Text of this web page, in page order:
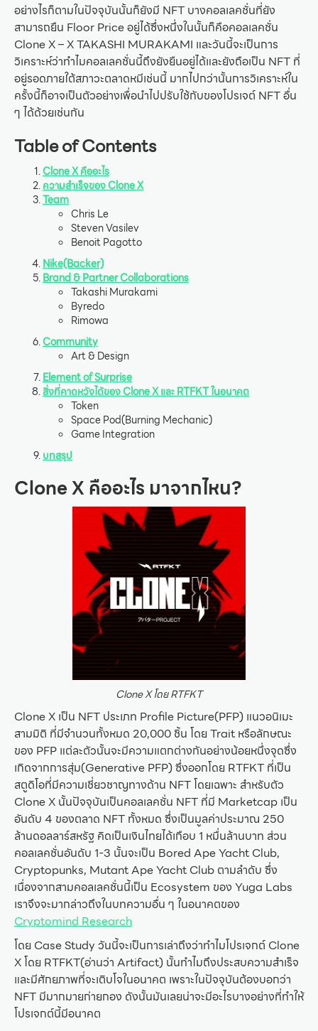
อย่างไรก็ตามในปัจจุบันนั้นก็ยังมี NFT บางคอลเลคชั่นที่ยัง
สามารถยืน Floor Price อยู่ได้ซึ่งหนึ่งในนั้นก็คือคอลเลคชั่น
Clone X – X TAKASHI MURAKAMI และวันนี้จะเป็นการ
วิเคราะห์ว่าทำไมคอลเลคชั่นนี้ถึงยังยืนอยู่ได้และยังถือเป็น NFT ที่
อยู่รอดภายใต้สภาวะตลาดหมีเช่นนี้ มากไปกว่านั้นการวิเคราะห์ใน
ครั้งนี้ก็อาจเป็นตัวอย่างเพื่อนำไปปรับใช้กับของโปรเจต์ NFT อื่น
ๆ ได้ด้วยเช่นกัน
Table of Contents
Clone X คืออะไร
ความสำเร็จของ Clone X
Team
Chris Le
Steven Vasilev
Benoit Pagotto
Nike(Backer)
Brand & Partner Collaborations
Takashi Murakami
Byredo
Rimowa
Community
Art & Design
Element of Surprise
สิ่งที่คาดหวังได้ของ Clone X และ RTFKT ในอนาคต
Token
Space Pod(Burning Mechanic)
Game Integration
บทสรุป
Clone X คืออะไร มาจากไหน?
Clone X โดย RTFKT
Clone X เป็น NFT ประเภท Profile Picture(PFP) แนวอนิเมะ
สามมิติ ที่มีจำนวนทั้งหมด 20,000 ชิ้น โดย Trait หรือลักษณะ
ของ PFP แต่ละตัวนั้นจะมีความแตกต่างกันอย่างน้อยหนึ่งจุดซึ่ง
เกิดจากการสุ่ม(Generative PFP) ซึ่งออกโดย RTFKT ที่เป็น
สตูดิโอที่มีความเชี่ยวชาญทางด้าน NFT โดยเฉพาะ สำหรับตัว
Clone X นั้นปัจจุบันเป็นคอลเลคชั่น NFT ที่มี Marketcap เป็น
อันดับ 4 ของตลาด NFT ทั้งหมด ซึ่งเป็นมูลค่าประมาณ 250
ล้านดอลลาร์สหรัฐ คิดเป็นเงินไทยได้เกือบ 1 หมื่นล้านบาท ส่วน
คอลเลคชั่นอันดับ 1-3 นั้นจะเป็น Bored Ape Yacht Club,
Cryptopunks, Mutant Ape Yacht Club ตามลำดับ ซึ่ง
เนื่องจากสามคอลเลคชั่นนี้เป็น Ecosystem ของ Yuga Labs
เราจึงจะมากล่าวถึงในบทความอื่น ๆ ในอนาคตของ
Cryptomind Research
โดย Case Study วันนี้จะเป็นการเล่าถึงว่าทำไมโปรเจกต์ Clone
X โดย RTFKT(อ่านว่า Artifact) นั้นทำไมถึงประสบความสำเร็จ
และมีศักยภาพที่จะเติบโจในอนาคต เพราะในปัจจุบันต้องบอกว่า
NFT มีมากมายก่ายกอง ดังนั้นมันเลยน่าจะมีอะไรบางอย่างที่ทำให้
โปรเจกต์นี้มีอนาคต